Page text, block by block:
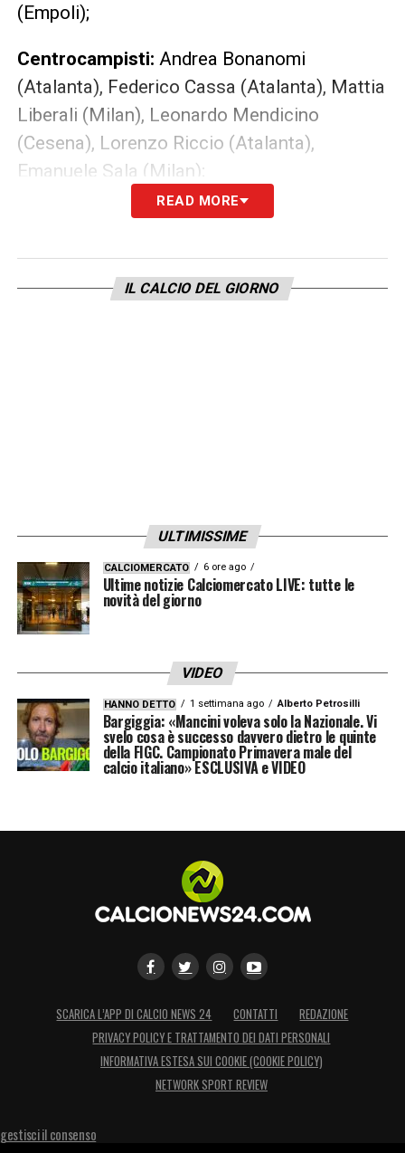
(Empoli);
Centrocampisti: Andrea Bonanomi
(Atalanta), Federico Cassa (Atalanta), Mattia
Liberali (Milan), Leonardo Mendicino
(Cesena), Lorenzo Riccio (Atalanta),
Emanuele Sala (Milan);
Francesco Camarda (Milan), Jeff
(Inter), Seydou Fini (Excelsior Rotterdam),
Mattia Mosconi (Inter), Diego Sia (Milan).
attraverso Chromecast, Firestick, smart tv e
console per videogiochi. Non è prevista
alcuna trasmissione in tv.
READ MORE
IL CALCIO DEL GIORNO
ULTIMISSIME
CALCIOMERCATO 6 ore ago
Ultime notizie Calciomercato LIVE: tutte le
novità del giorno
VIDEO
HANNO DETTO 1 settimana ago Alberto Petrosilli
Bargiggia: «Mancini voleva solo la Nazionale. Vi
svelo cosa è successo davvero dietro le quinte
della FIGC. Campionato Primavera male del
calcio italiano» ESCLUSIVA e VIDEO
SCARICA L’APP DI CALCIO NEWS 24 CONTATTI
REDAZIONE
PRIVACY POLICY E TRATTAMENTO DEI DATI PERSONALI
INFORMATIVA ESTESA SUI COOKIE (COOKIE POLICY)
NETWORK SPORT REVIEW
gestisci il consenso